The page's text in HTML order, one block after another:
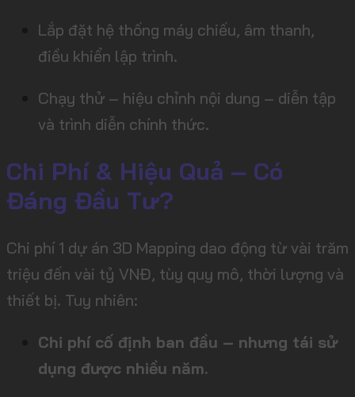
Lắp đặt hệ thống máy chiếu, âm thanh,
điều khiển lập trình.
Chạy thử – hiệu chỉnh nội dung – diễn tập
và trình diễn chính thức.
Chi Phí & Hiệu Quả – Có
Đáng Đầu Tư?
Chi phí 1 dự án 3D Mapping dao động từ vài trăm
triệu đến vài tỷ VNĐ, tùy quy mô, thời lượng và
thiết bị. Tuy nhiên:
Chi phí cố định ban đầu – nhưng tái sử
dụng được nhiều năm.